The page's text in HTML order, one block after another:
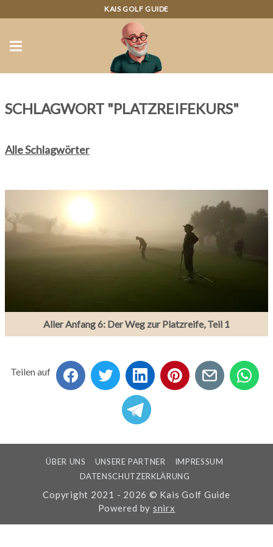
KAIS GOLF GUIDE
SCHLAGWORT "PLATZREIFEKURS"
Alle Schlagwörter
Aller Anfang 6: Der Weg zur Platzreife, Teil 1
Teilen auf
ÜBER UNS UNSERE PARTNER
IMPRESSUM
DATENSCHUTZERKLÄRUNG
Copyright 2021 - 2026 © Kais Golf Guide
Powered by snirx